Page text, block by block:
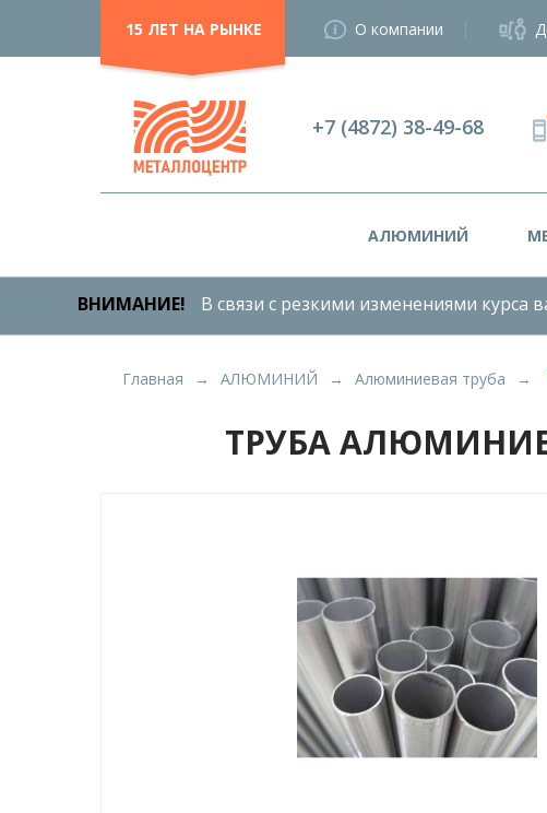
15 ЛЕТ НА РЫНКЕ О компании
+7 (4872) 38-49-68
АЛЮМИНИЙ
ВНИМАНИЕ! В связи с резкими изменениями курса
Главная АЛЮМИНИЙ Алюминиевая труба
ТРУБА